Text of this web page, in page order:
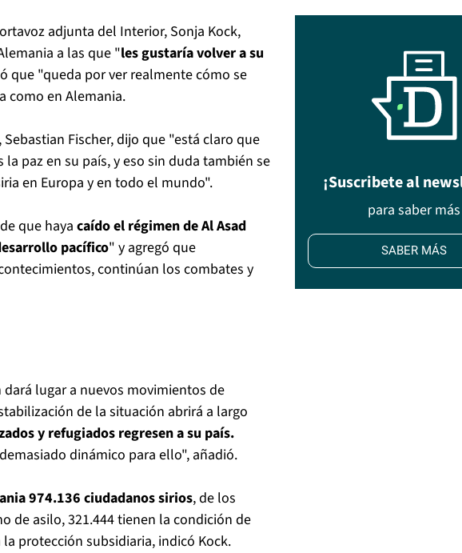
adjunta del Interior, Sonja Kock,
a las que "les gustaría volver a su
que "queda por ver realmente cómo se
como en Alemania.
Fischer, dijo que "está claro que
paz en su país, y eso sin duda también se
en Europa y en todo el mundo".
que haya caído el régimen de Al Asad
pacífico" y agregó que
continúan los combates y
lugar a nuevos movimientos de
de la situación abrirá a largo
y refugiados regresen a su país.
dinámico para ello", añadió.
974.136 ciudadanos sirios, de los
de asilo, 321.444 tienen la condición de
protección subsidiaria, indicó Kock.
¡Suscribete al
para saber más
SABER MÁS